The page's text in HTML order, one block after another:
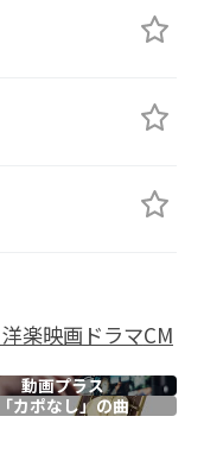
洋楽映画ドラマCM
動画プラス
「カポなし」の曲